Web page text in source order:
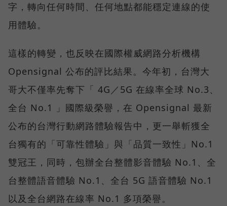
字，轉向任何時間、任何地點都能穩定連線的使
用體驗。
這樣的轉變，也反映在國際權威網路分析機構
Opensignal 公布的評比結果。今年初，台灣大
哥大不僅率先奪下「 4G／5G 在線率全球 No.3、
全台 No.1 」國際級榮譽，在 Opensignal 最新
公布的台灣行動網路體驗報告中，更一舉斬獲全
台獨有的「可靠性體驗」與「品質一致性」No.1
雙冠王，同時，包辦全台整體影音體驗 No.1、全
台整體語音體驗 No.1、全台 5G 語音體驗 No.1
以及全台網路在線率 No.1 多項榮譽。